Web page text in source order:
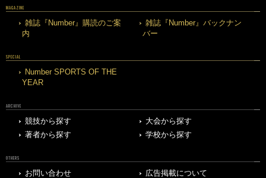
MAGAZINE
雑誌『Number』購読のご案
内
雑誌『Number』バックナン
バー
SPECIAL
Number SPORTS OF THE
YEAR
ARCHIVE
競技から探す
大会から探す
著者から探す
学校から探す
OTHERS
お問い合わせ
広告掲載について